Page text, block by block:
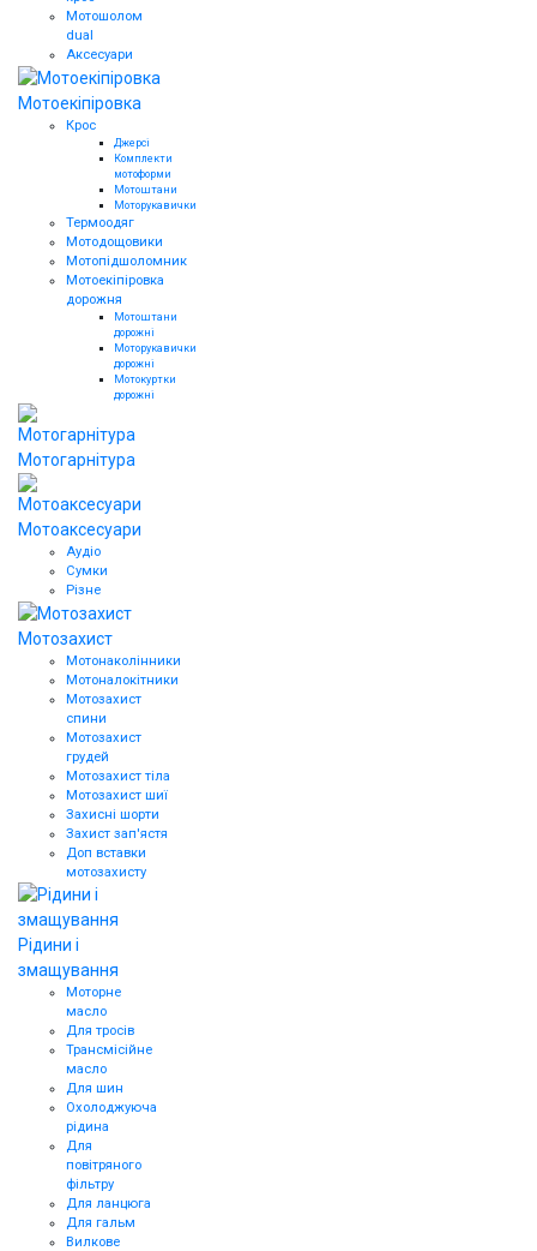
Мотошолом
dual
Аксесуари
Мотоекіпіровка
Крос
Джерсі
Комплекти
мотоформи
Мотоштани
Моторукавички
Термоодяг
Мотодощовики
Мотопідшоломник
Мотоекіпіровка
дорожня
Мотоштани
дорожні
Моторукавички
дорожні
Мотокуртки
дорожні
Мотогарнітура
Мотоаксесуари
Аудіо
Сумки
Різне
Мотозахист
Мотонаколінники
Мотоналокітники
Мотозахист
спини
Мотозахист
грудей
Мотозахист тіла
Мотозахист шиї
Захисні шорти
Захист зап'ястя
Доп вставки
мотозахисту
Рідини і
змащування
Моторне
масло
Для тросів
Трансмісійне
масло
Для шин
Охолоджуюча
рідина
Для
повітряного
фільтру
Для ланцюга
Для гальм
Вилкове